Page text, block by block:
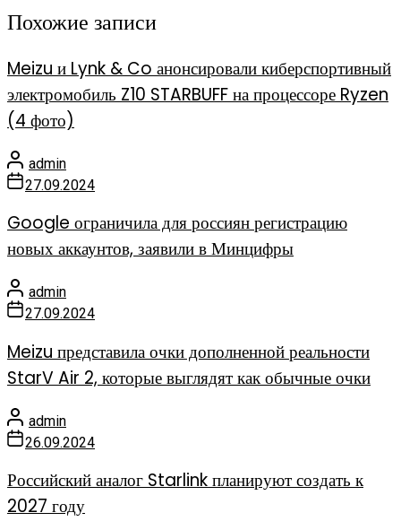
Похожие записи
Meizu и Lynk & Co анонсировали киберспортивный
электромобиль Z10 STARBUFF на процессоре Ryzen
(4 фото)
admin
27.09.2024
Google ограничила для россиян регистрацию
новых аккаунтов, заявили в Минцифры
admin
27.09.2024
Meizu представила очки дополненной реальности
StarV Air 2, которые выглядят как обычные очки
admin
26.09.2024
Российский аналог Starlink планируют создать к
2027 году